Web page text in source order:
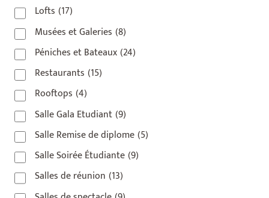
Lofts (17)
Musées et Galeries (8)
Péniches et Bateaux(24)
Restaurants (15)
Rooftops (4)
Salle Gala Etudiant(9)
Salle Remise de diplome(5)
Salle Soirée Étudiante(9)
Salles de réunion (13)